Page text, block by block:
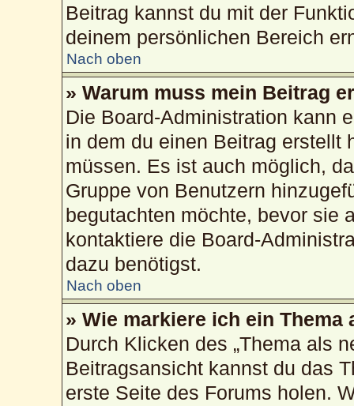
Beitrag kannst du mit der
deinem persönlichen Bereich
Nach oben
» Warum muss mein Beitrag
Die Board-Administration kann
in dem du einen Beitrag erstellt
müssen. Es ist auch möglich,
Gruppe von Benutzern
begutachten möchte, bevor sie
kontaktiere die Board-
dazu benötigst.
Nach oben
» Wie markiere ich ein Thema
Durch Klicken des „Thema als
Beitragsansicht kannst du das
erste Seite des Forums holen.